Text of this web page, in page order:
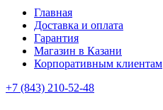
Главная
Доставка и оплата
Гарантия
Магазин в Казани
Корпоративным клиентам
+7 (843) 210-52-48